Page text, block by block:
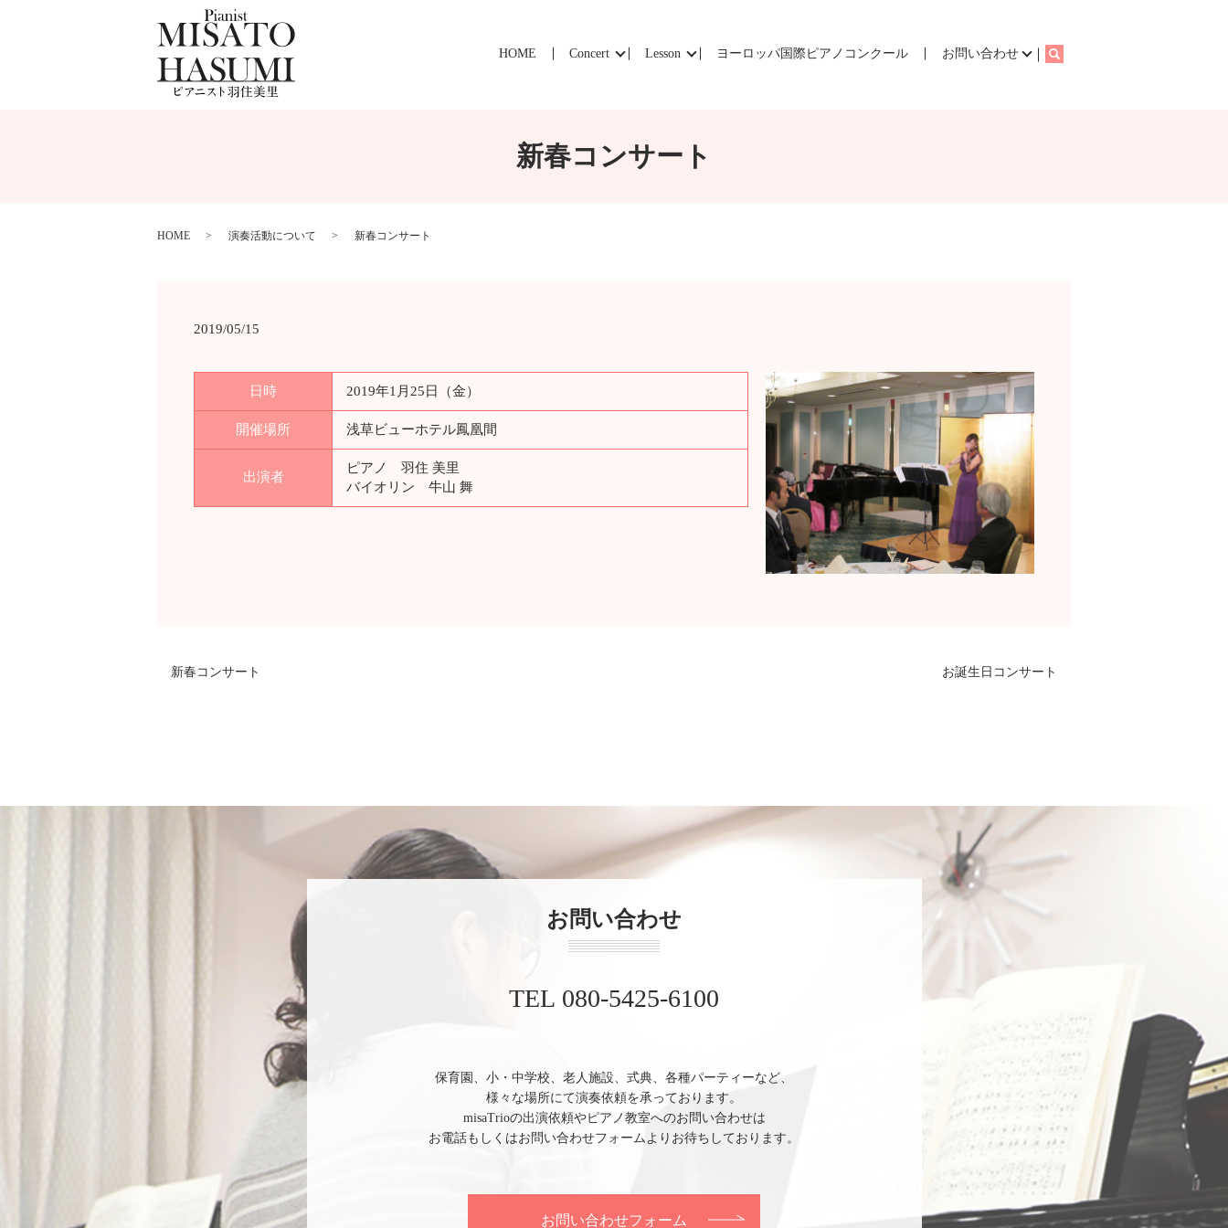
HOME Concert Lesson ヨーロッパ国際ピアノコンクール お問い合わせ search
新春コンサート
HOME 演奏活動について 新春コンサート
2019/05/15
日時 2019年1月25日（金）
開催場所 浅草ビューホテル鳳凰間
出演者
ピアノ 羽住 美里
バイオリン 牛山 舞
新春コンサート お誕生日コンサート
お問い合わせ
TEL 080-5425-6100
保育園、小・中学校、老人施設、式典、各種パーティーなど、
様々な場所にて演奏依頼を承っております。
misaTrioの出演依頼やピアノ教室へのお問い合わせは
お電話もしくはお問い合わせフォームよりお待ちしております。
お問い合わせフォーム